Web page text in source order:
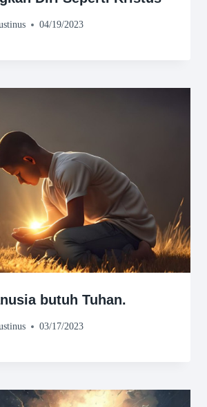
04/19/2023
butuh Tuhan.
03/17/2023